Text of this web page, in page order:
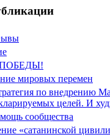
мировых перемен
по внедрению
целей. И
сообщества
«сатанинской